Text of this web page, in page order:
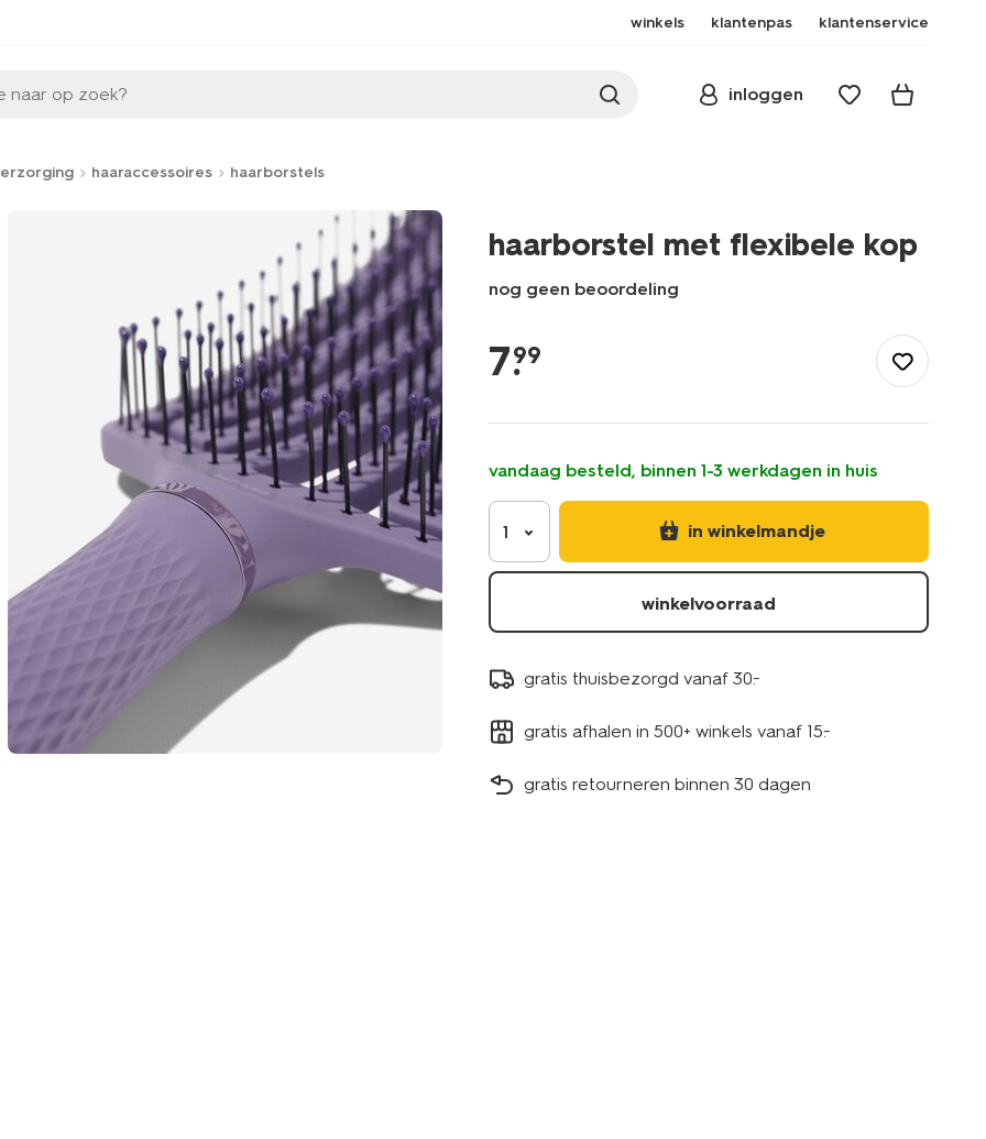
winkels klantenpas klantenservice
naar op zoek? inloggen
haaraccessoires haarborstels
haarborstel met flexibele kop
nog geen beoordeling
verzorging/haarverzorging/haaraccessoires/borstel/
7.
99
vandaag besteld, binnen 1-3 werkdagen in huis
1 in winkelmandje
winkelvoorraad
gratis thuisbezorgd vanaf 30.-
gratis afhalen in 500+ winkels vanaf 15.-
gratis retourneren binnen 30 dagen